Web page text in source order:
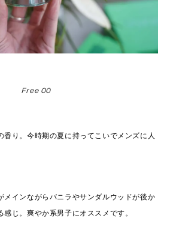
Free 00
香り。今時期の夏に持ってこいでメンズに人
メインながらバニラやサンダルウッドが後か
じ。爽やか系男子にオススメです。